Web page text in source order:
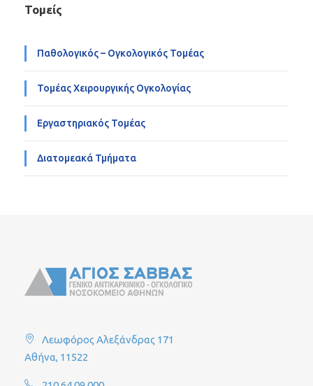
Τομείς
Παθολογικός – Ογκολογικός Τομέας
Τομέας Χειρουργικής Ογκολογίας
Εργαστηριακός Τομέας
Διατομεακά Τμήματα
Λεωφόρος Αλεξάνδρας 171
Αθήνα, 11522